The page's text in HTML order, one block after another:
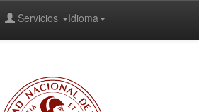
Idioma
Servicios